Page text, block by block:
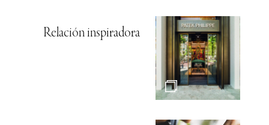
Relación inspiradora